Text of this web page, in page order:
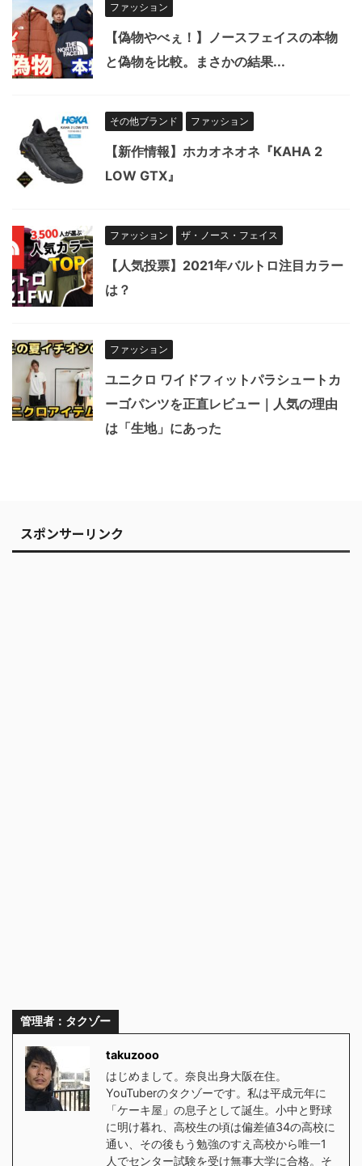
ファッション
【偽物やべぇ！】ノースフェイスの本物
と偽物を比較。まさかの結果...
その他ブランド ファッション
【新作情報】ホカオネオネ『KAHA 2
LOW GTX』
ファッション ザ・ノース・フェイス
【人気投票】2021年バルトロ注目カラー
は？
ファッション
ユニクロ ワイドフィットパラシュートカ
ーゴパンツを正直レビュー｜人気の理由
は「生地」にあった
スポンサーリンク
管理者：タクゾー
takuzooo
はじめまして。奈良出身大阪在住。
YouTuberのタクゾーです。私は平成元年に
「ケーキ屋」の息子として誕生。小中と野球
に明け暮れ、高校生の頃は偏差値34の高校に
通い、その後もう勉強のすえ高校から唯一1
人でセンター試験を受け無事大学に合格。そ